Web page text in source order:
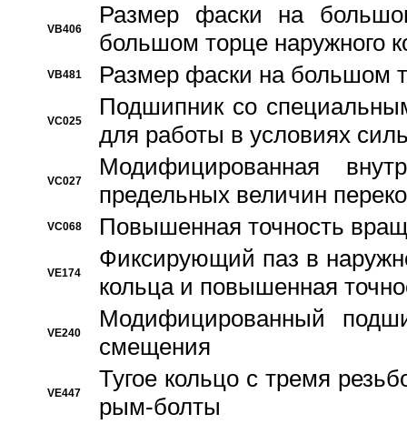
VB406
Размер фаски на
большом торце наружного
VB481 Размер фаски на большом
VC025
Подшипник со
для работы в условиях
VC027
Модифицированная
предельных величин
VC068 Повышенная точность
VE174
Фиксирующий паз в
кольца и повышенная
VE240
Модифицированный
смещения
VE447
Тугое кольцо с тремя
рым-болты